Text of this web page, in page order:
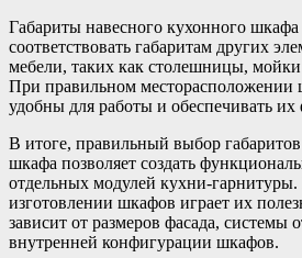
Габариты навесного кухонного
соответствовать габаритам других
мебели, таких как столешницы, мойки
При правильном
удобны для работы и обеспечивать
В итоге, правильный выбор
шкафа позволяет создать
отдельных модулей кухни-
изготовлении шкафов играет их
зависит от размеров фасада, системы
внутренней конфигурации шкафов.